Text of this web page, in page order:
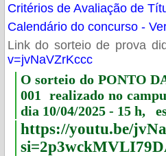
Critérios de Avaliação de
Calendário do concurso -
Link do sorteio de prova
v=jvNaVZrKccc
O sorteio do PONTO
001 realizado no
dia 10/04/2025 - 15 h,
https://youtu.be/